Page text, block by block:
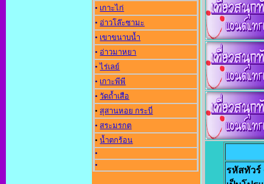
• เกาะไก่
• อ่าวโล๊ะซามะ
• เขาขนาบน้ำ
• อ่าวมาหยา
• ไร่เลย์
• เกาะพีพี
•วัดถ้ำเสือ
•สุสานหอย กระบี่
•สระมรกต
•น้ำตกร้อน
•
•
รหัสทัวร์